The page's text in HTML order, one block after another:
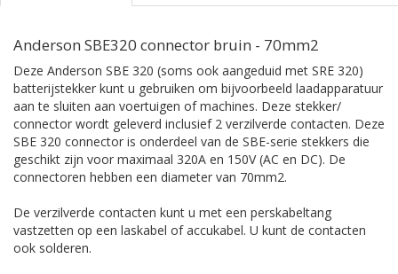
Anderson SBE320 connector bruin - 70mm2
Deze Anderson SBE 320 (soms ook aangeduid met SRE 320)
batterijstekker kunt u gebruiken om bijvoorbeeld laadapparatuur
aan te sluiten aan voertuigen of machines. Deze stekker/
connector wordt geleverd inclusief 2 verzilverde contacten. Deze
SBE 320 connector is onderdeel van de SBE-serie stekkers die
geschikt zijn voor maximaal 320A en 150V (AC en DC). De
connectoren hebben een diameter van 70mm2.
De verzilverde contacten kunt u met een perskabeltang
vastzetten op een laskabel of accukabel. U kunt de contacten
ook solderen.